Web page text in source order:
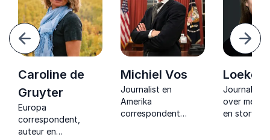
Caroline de
Gruyter
Europa
correspondent,
auteur en
Michiel Vos
Journalist en
Amerika
correspondent
Loeke
Journalist
over
en